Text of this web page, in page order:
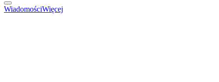
WiadomościWięcej